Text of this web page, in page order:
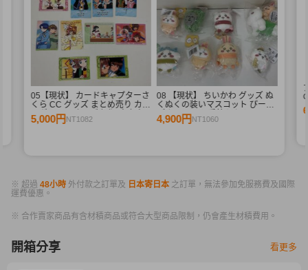
05【現状】 カードキャプターさ
くら CC グッズ まとめ売り カー
ドダス マスターズ 初版 木之本
桜 少狼 他
5,000円 NT1082
08 【現状】 ちいかわ グッズ ぬ
くぬくの装いマスコット ぴーぽ
ぽぬいぐるみ 季節だもんマスコ
ット うさぎ ハチワレ 他
4,900円 NT1060
※ 超過 48小時 外付款之訂單及 日本寄日本 之訂單，無法參加免服務費及國際
運費優惠。
※ 合作賣家商品有含材積商品或符合大型商品限制，仍會產生材積費用。
開箱分享 看更多